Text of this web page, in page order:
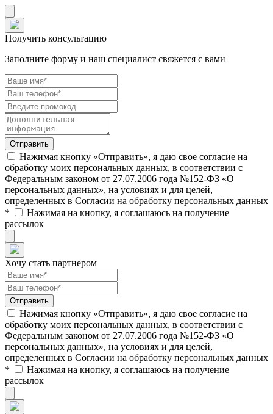
Получить консультацию
Заполните форму и наш специалист свяжется с вами
Нажимая кнопку «Отправить», я даю свое согласие на
обработку моих персональных данных, в соответствии с
Федеральным законом от 27.07.2006 года №152-ФЗ «О
персональных данных», на условиях и для целей,
определенных в Согласии на обработку персональных данных
*
Нажимая на кнопку, я соглашаюсь на получение
рассылок
Хочу стать партнером
Нажимая кнопку «Отправить», я даю свое согласие на
обработку моих персональных данных, в соответствии с
Федеральным законом от 27.07.2006 года №152-ФЗ «О
персональных данных», на условиях и для целей,
определенных в Согласии на обработку персональных данных
*
Нажимая на кнопку, я соглашаюсь на получение
рассылок